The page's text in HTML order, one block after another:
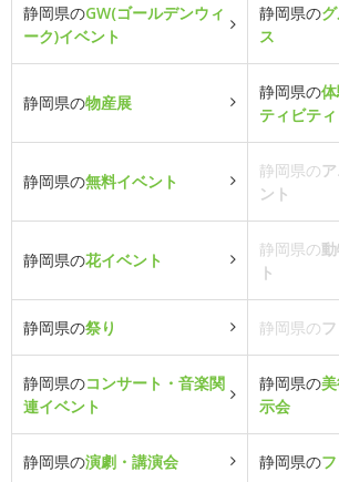
静岡県のGW(ゴールデンウィ
ーク)イベント
静岡県の
ス
静岡県の物産展
静岡県の
ティビティ
静岡県の無料イベント
静岡県の
ント
静岡県の花イベント
静岡県の
ト
静岡県の祭り 静岡県の
静岡県のコンサート・音楽関
連イベント
静岡県の
示会
静岡県の演劇・講演会 静岡県の